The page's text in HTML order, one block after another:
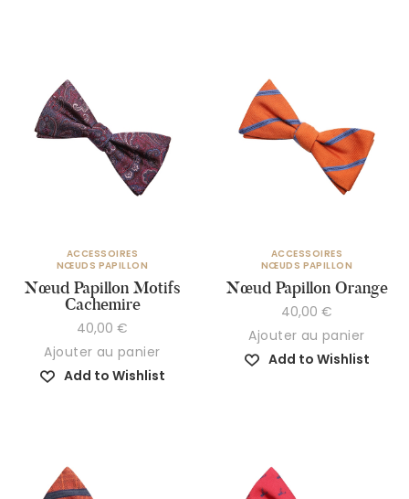
ACCESSOIRES
NŒUDS PAPILLON
Nœud Papillon Motifs
Cachemire
40,00 €
Ajouter au panier
Add to Wishlist
ACCESSOIRES
NŒUDS PAPILLON
Nœud Papillon Orange
40,00 €
Ajouter au panier
Add to Wishlist